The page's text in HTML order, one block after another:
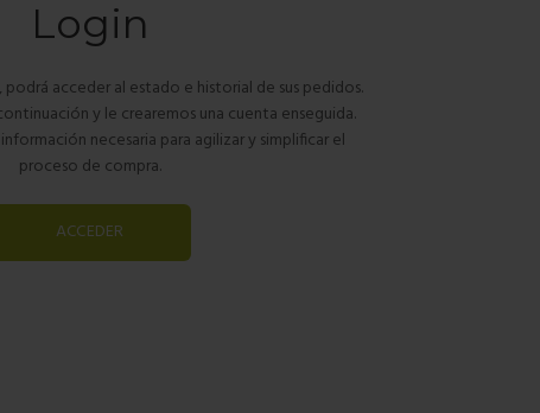
Login
acceder al estado e historial de sus pedidos.
y le crearemos una cuenta enseguida.
necesaria para agilizar y simplificar el
proceso de compra.
ACCEDER